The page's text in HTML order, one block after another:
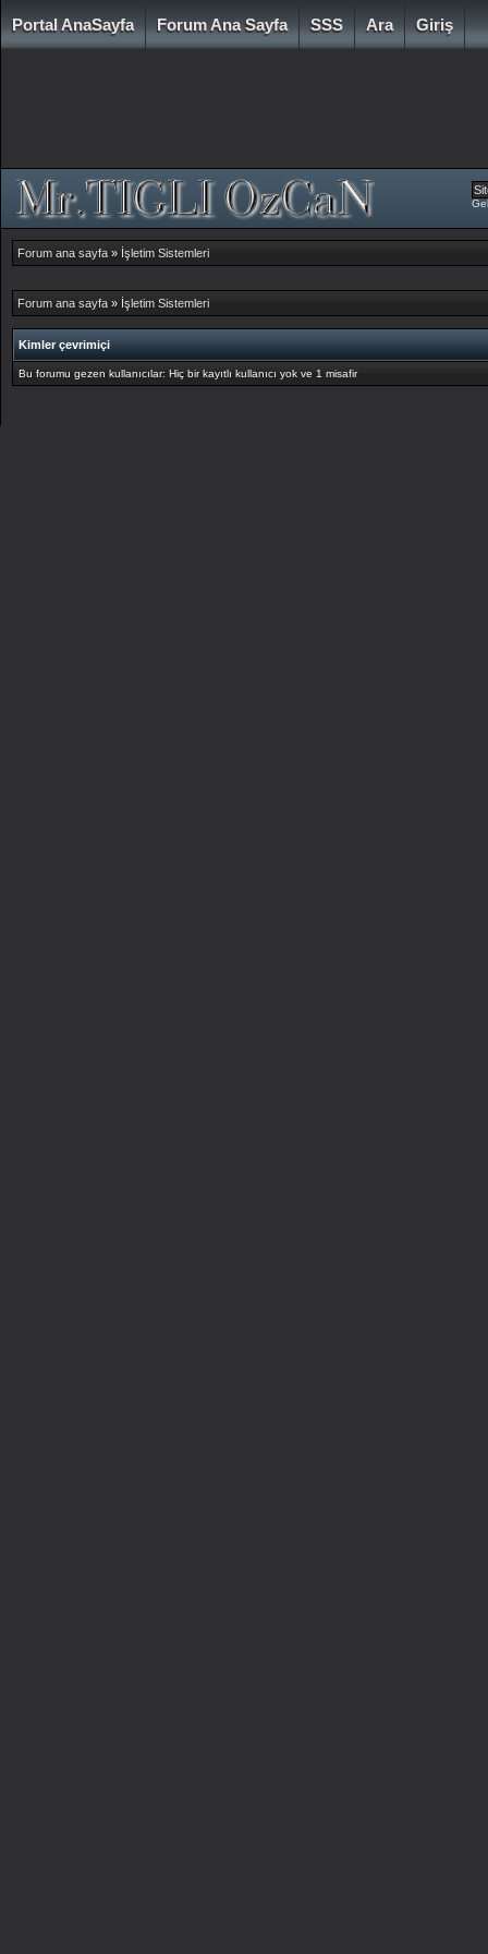
Portal AnaSayfa Forum Ana Sayfa SSS Ara Giriş
Forum ana sayfa » İşletim Sistemleri
Forum ana sayfa » İşletim Sistemleri
Kimler çevrimiçi
Bu forumu gezen kullanıcılar: Hiç bir kayıtlı kullanıcı yok ve 1 misafir